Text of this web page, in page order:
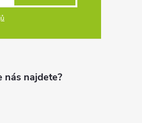
nás najdete?